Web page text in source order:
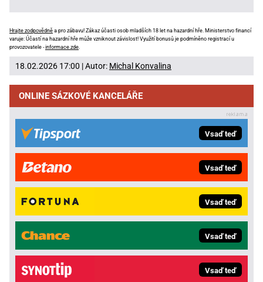
Hrajte zodpovědně a pro zábavu! Zákaz účasti osob mladších 18 let na hazardní hře. Ministerstvo financí
varuje: Účastí na hazardní hře může vzniknout závislost! Využití bonusů je podmíněno registrací u
provozovatele -informace zde.
18.02.2026 17:00 | Autor: Michal Konvalina
ONLINE SÁZKOVÉ KANCELÁŘE
Vsaď teď
Vsaď teď
Vsaď teď
Vsaď teď
Vsaď teď